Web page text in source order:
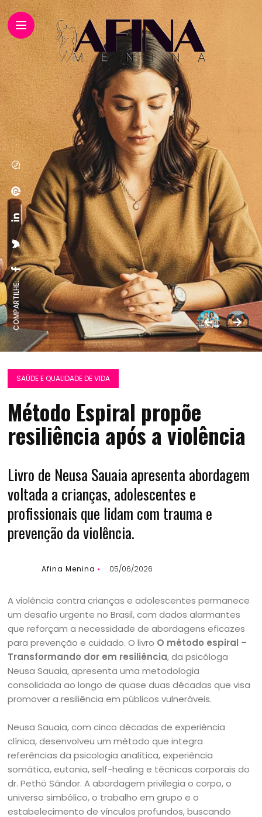
COMPARTILHE:
SAÚDE E QUALIDADE DE VIDA
Método Espiral propõe
resiliência após a violência
Livro de Neusa Sauaia apresenta abordagem
voltada a crianças, adolescentes e
profissionais que lidam com trauma e
prevenção da violência.
Afina Menina 05/06/2026
A violência contra crianças e adolescentes permanece
um desafio urgente no Brasil, com dados alarmantes
que reforçam a necessidade de abordagens eficazes
para prevenção e cuidado. O livro O método espiral –
Transformando dor em resiliência, da psicóloga
Neusa Sauaia, apresenta uma metodologia
consolidada ao longo de quase duas décadas que visa
promover a resiliência em públicos vulneráveis.
Neusa Sauaia, com cinco décadas de experiência
clínica, desenvolveu um método que integra
referências da psicologia analítica, experiência
somática, eutonia, self-healing e técnicas corporais do
dr. Pethö Sándor. A abordagem privilegia o corpo, o
universo simbólico, o trabalho em grupo e o
estabelecimento de vínculos profundos, buscando